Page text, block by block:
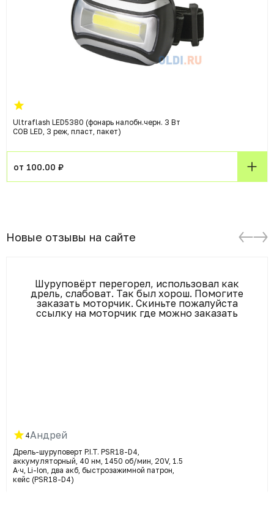
Ultraflash LED5380 (фонарь налобн.черн. 3 Вт
COB LED, 3 реж, пласт, пакет)
от 100.00 ₽
Новые отзывы на сайте
Шуруповёрт перегорел, использовал как
дрель, слабоват. Так был хорош. Помогите
заказать моторчик. Скиньте пожалуйста
ссылку на моторчик где можно заказать
4Андрей
Дрель-шуруповерт P.I.T. PSR18-D4,
аккумуляторный, 40 нм, 1450 об/мин, 20V, 1.5
А·ч, Li-Ion, два акб, быстрозажимной патрон,
кейс (PSR18-D4)